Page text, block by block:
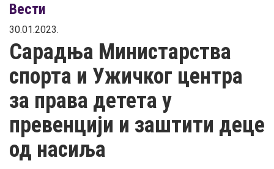
Вести
30.01.2023.
Сарадња Министарства
спорта и Ужичког центра
за права детета у
превенцији и заштити деце
од насиља